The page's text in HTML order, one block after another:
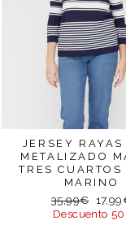
JERSEY RAYAS
METALIZADO
TRES
MARINO
Precio
habitual
35,99€
de
Descuento